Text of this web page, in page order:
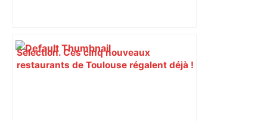
Sélection. Ces cinq nouveaux
restaurants de Toulouse régalent déjà !